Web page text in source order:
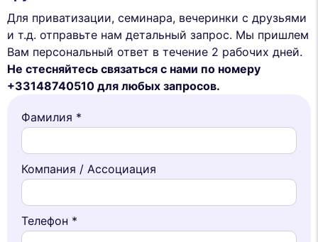
Для приватизации, семинара, вечеринки с друзьями
и т.д. отправьте нам детальный запрос. Мы пришлем
Вам персональный ответ в течение 2 рабочих дней.
Не стесняйтесь связаться с нами по номеру
+33148740510 для любых запросов.
Фамилия *
Компания / Ассоциация
Телефон *